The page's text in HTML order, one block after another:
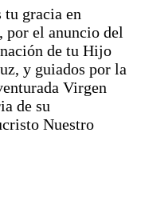
tu gracia en
por el anuncio del
de tu Hijo
y guiados por la
Virgen
de su
Nuestro